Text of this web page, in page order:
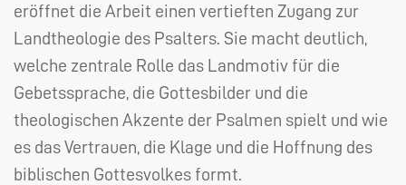
eröffnet die Arbeit einen vertieften Zugang zur
Landtheologie des Psalters. Sie macht deutlich,
welche zentrale Rolle das Landmotiv für die
Gebetssprache, die Gottesbilder und die
theologischen Akzente der Psalmen spielt und wie
es das Vertrauen, die Klage und die Hoffnung des
biblischen Gottesvolkes formt.